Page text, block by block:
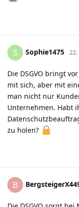
S Sophie1475
Die DSGVO bringt
mit sich, aber mit
man nicht nur
Unternehmen. Habt
zu holen?
B